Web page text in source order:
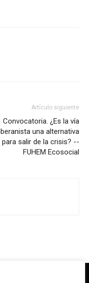
Artículo siguiente
Convocatoria. ¿Es la vía
una alternativa
para salir de la crisis? --
FUHEM Ecosocial